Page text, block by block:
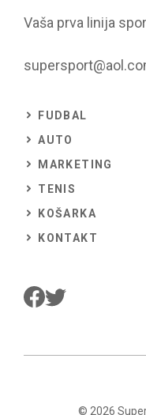
Vaša prva linija
FUDBAL
AUTO
MARKETING
TENIS
KOŠARKA
KONTAKT
© 2026